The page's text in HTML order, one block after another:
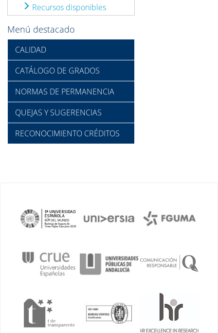
Recursos disponibles
Menú destacado
CALIDAD
CATÁLOGO DE GRADOS
NORMAS DE PERMANENCIA
QUEJAS Y SUGERENCIAS
RECONOCIMIENTO CRÉDITOS